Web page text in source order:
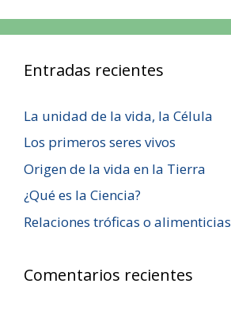
Entradas recientes
La unidad de la vida, la Célula
Los primeros seres vivos
Origen de la vida en la Tierra
¿Qué es la Ciencia?
Relaciones tróficas o alimenticias
Comentarios recientes